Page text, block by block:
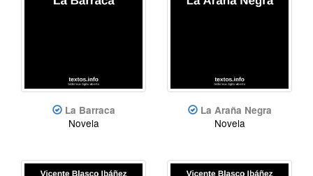
La Barraca
Novela
La Araña Negra
Novela